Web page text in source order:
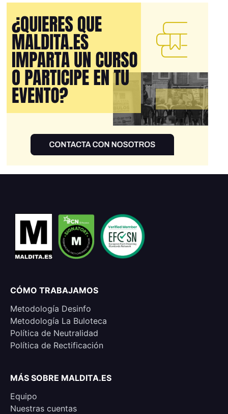
CÓMO TRABAJAMOS
Metodología Desinfo
Metodología La Buloteca
Política de Neutralidad
Política de Rectificación
MÁS SOBRE MALDITA.ES
Equipo
Nuestras cuentas